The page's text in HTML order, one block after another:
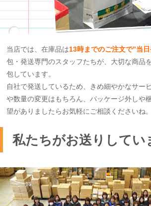
当店では、在庫品は13時までのご注文で”当日
包・発送専門のスタッフたちが、大切な商品
包しています。
自社で発送しているため、きめ細やかなサー
や数量の変更はもちろん、パッケージ外しや
望がありましたらお気軽にご相談くださいね。
私たちがお送りしてい